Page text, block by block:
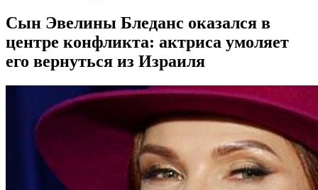
Сын Эвелины Бледанс оказался в
центре конфликта: актриса умоляет
его вернуться из Израиля